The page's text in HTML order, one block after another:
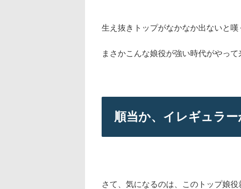
生え抜きトップがなかなか出ないと嘆
まさかこんな娘役が強い時代がやって
順当か、イレギュラー
さて、気になるのは、このトップ娘役